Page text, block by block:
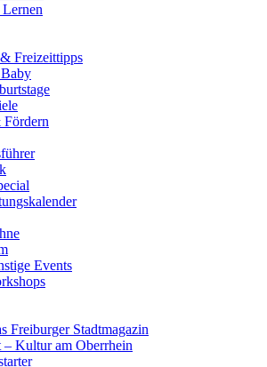
Freizeittipps
Events
Freiburger Stadtmagazin
– Kultur am Oberrhein